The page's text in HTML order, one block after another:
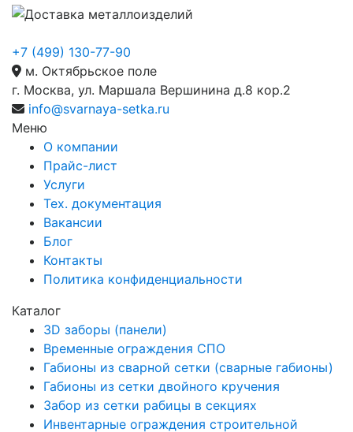
+7 (499) 130-77-90
м. Октябрьское поле
г. Москва, ул. Маршала Вершинина д.8 кор.2
info@svarnaya-setka.ru
Меню
О компании
Прайс-лист
Услуги
Тех. документация
Вакансии
Блог
Контакты
Политика конфиденциальности
Каталог
3D заборы (панели)
Временные ограждения СПО
Габионы из сварной сетки (сварные габионы)
Габионы из сетки двойного кручения
Забор из сетки рабицы в секциях
Инвентарные ограждения строительной